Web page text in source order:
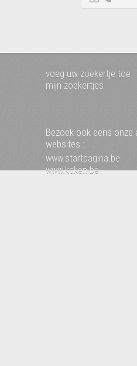
voeg uw zoekertje toe
mijn zoekertjes
Bezoek ook eens onze
websites :
www.startpagina.be
www.koken.be